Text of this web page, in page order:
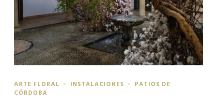
ARTE FLORAL INSTALACIONES
PATIOS DE
CÓRDOBA